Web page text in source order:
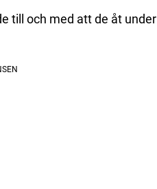
till och med att de åt under